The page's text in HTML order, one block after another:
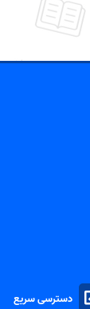
دسترسی سریع